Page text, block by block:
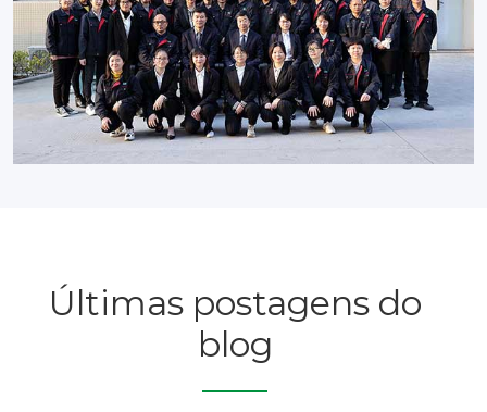
Últimas postagens do
blog